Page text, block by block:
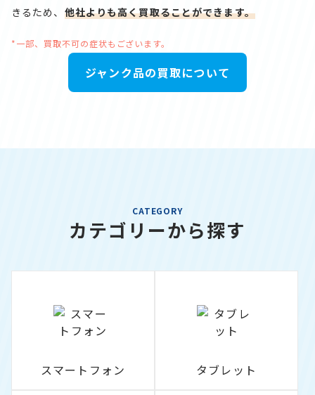
きるため、 他社よりも高く買取ることができます。
*一部、買取不可の症状もございます。
ジャンク品の買取について
CATEGORY
カテゴリーから探す
スマートフォン タブレット